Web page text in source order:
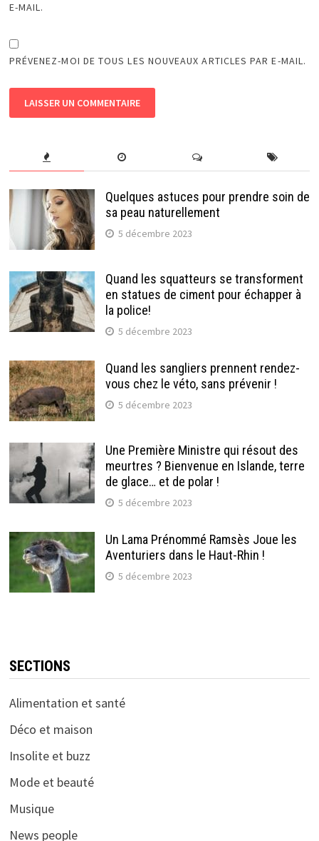
E-MAIL.
PRÉVENEZ-MOI DE TOUS LES NOUVEAUX ARTICLES PAR E-MAIL.
Quelques astuces pour prendre soin de
sa peau naturellement
5 décembre 2023
Quand les squatteurs se transforment
en statues de ciment pour échapper à
la police!
5 décembre 2023
Quand les sangliers prennent rendez-
vous chez le véto, sans prévenir !
5 décembre 2023
Une Première Ministre qui résout des
meurtres ? Bienvenue en Islande, terre
de glace… et de polar !
5 décembre 2023
Un Lama Prénommé Ramsès Joue les
Aventuriers dans le Haut-Rhin !
5 décembre 2023
SECTIONS
Alimentation et santé
Déco et maison
Insolite et buzz
Mode et beauté
Musique
News people